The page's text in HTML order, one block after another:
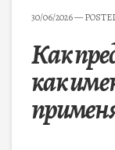
30/06/2026—
Как
как